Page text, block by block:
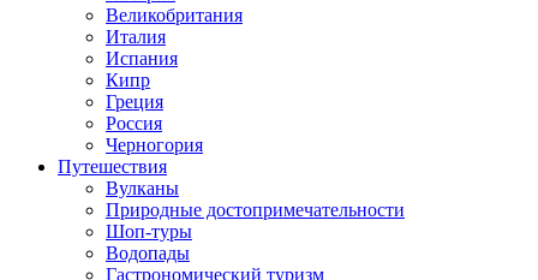
Великобритания
Италия
Испания
Кипр
Греция
Россия
Черногория
Путешествия
Вулканы
Природные достопримечательности
Шоп-туры
Водопады
Гастрономический туризм